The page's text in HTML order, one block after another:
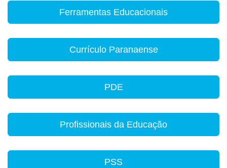
Ferramentas Educacionais
Currículo Paranaense
PDE
Profissionais da Educação
PSS